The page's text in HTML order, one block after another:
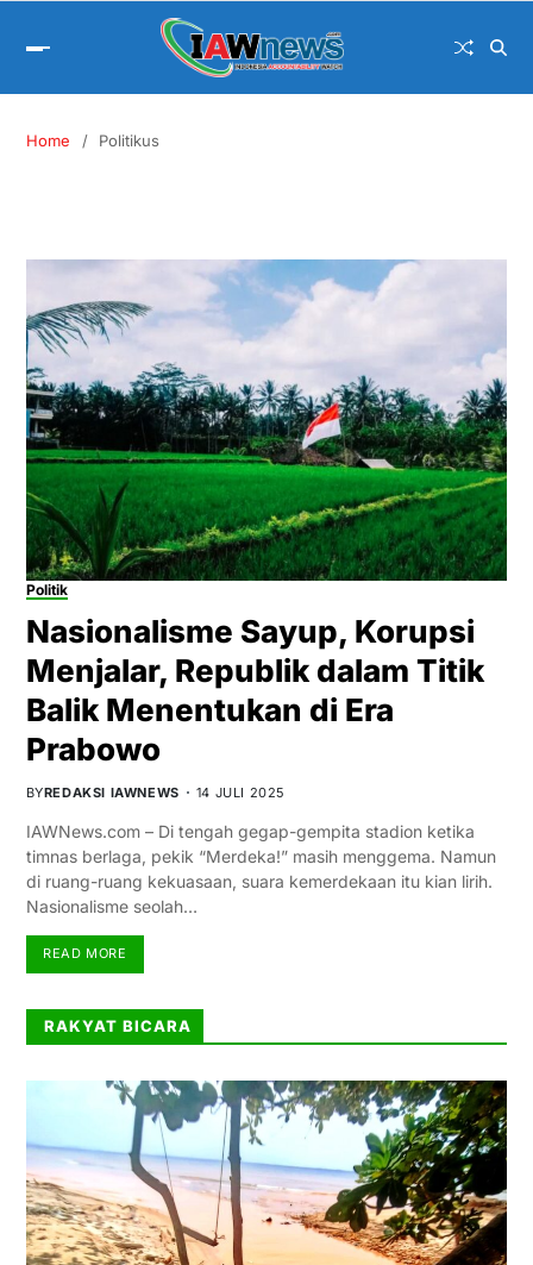
Home Politikus
Politik
Nasionalisme Sayup, Korupsi
Menjalar, Republik dalam Titik
Balik Menentukan di Era
Prabowo
BYREDAKSI IAWNEWS 14 JULI 2025
IAWNews.com – Di tengah gegap-gempita stadion ketika
timnas berlaga, pekik “Merdeka!” masih menggema. Namun
di ruang-ruang kekuasaan, suara kemerdekaan itu kian lirih.
Nasionalisme seolah…
READ MORE
RAKYAT BICARA